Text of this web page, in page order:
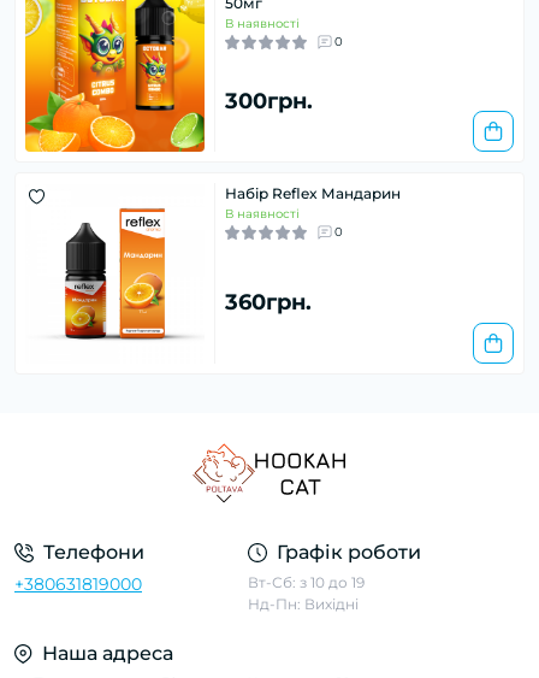
В наявності
0
300грн.
Набір Reflex Мандарин
В наявності
0
360грн.
Телефони
+380631819000
Графік роботи
Вт-Сб: з 10 до 19
Нд-Пн: Вихідні
Наша адреса